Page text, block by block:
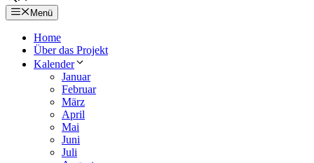
Menü
Home
Über das Projekt
Kalender
Januar
Februar
März
April
Mai
Juni
Juli